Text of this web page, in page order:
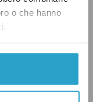
o che hanno
time alla Camera –